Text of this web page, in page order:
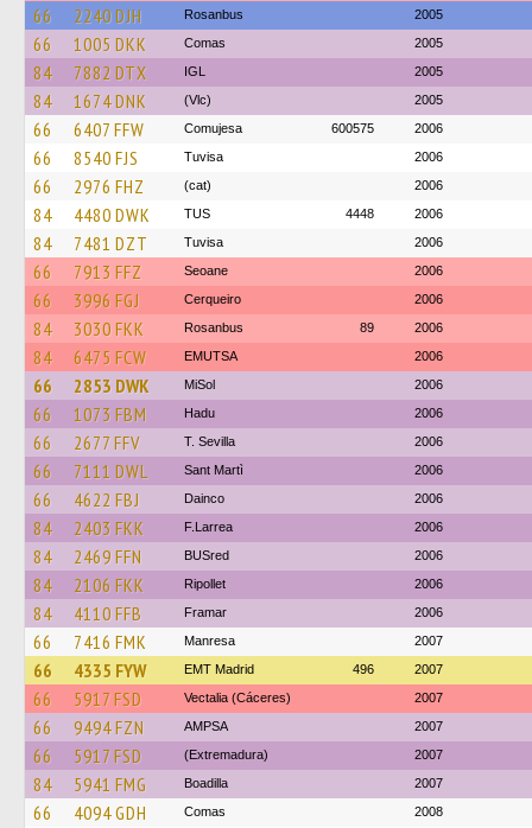
66 2240 DJH Rosanbus 2005
66 1005 DKK Comas 2005
84 7882 DTX IGL 2005
84 1674 DNK (Vlc) 2005
66 6407 FFW Comujesa 600575 2006
66 8540 FJS Tuvisa 2006
66 2976 FHZ (cat) 2006
84 4480 DWK TUS 4448 2006
84 7481 DZT Tuvisa 2006
66 7913 FFZ Seoane 2006
66 3996 FGJ Cerqueiro 2006
84 3030 FKK Rosanbus 89 2006
84 6475 FCW EMUTSA 2006
66 2853 DWK MiSol 2006
66 1073 FBM Hadu 2006
66 2677 FFV T. Sevilla 2006
66 7111 DWL Sant Martì 2006
66 4622 FBJ Dainco 2006
84 2403 FKK F.Larrea 2006
84 2469 FFN BUSred 2006
84 2106 FKK Ripollet 2006
84 4110 FFB Framar 2006
66 7416 FMK Manresa 2007
66 4335 FYW EMT Madrid 496 2007
66 5917 FSD Vectalia (Cáceres) 2007
66 9494 FZN AMPSA 2007
66 5917 FSD (Extremadura) 2007
84 5941 FMG Boadilla 2007
66 4094 GDH Comas 2008